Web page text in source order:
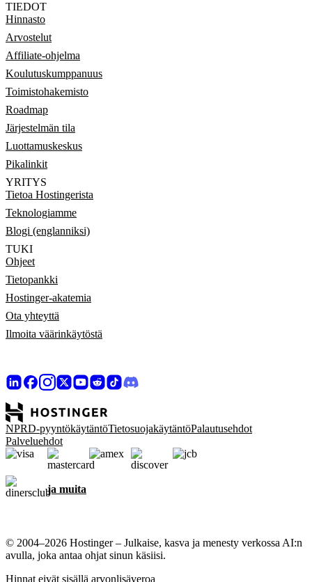
TIEDOT
Hinnasto
Arvostelut
Affiliate-ohjelma
Koulutuskumppanuus
Toimistohakemisto
Roadmap
Järjestelmän tila
Luottamuskeskus
Pikalinkit
YRITYS
Tietoa Hostingerista
Teknologiamme
Blogi (englanniksi)
TUKI
Ohjeet
Tietopankki
Hostinger-akatemia
Ota yhteyttä
Ilmoita väärinkäytöstä
NPRD-pyyntökäytäntöTietosuojakäytäntöPalautusehdot
Palveluehdot
ja muita
© 2004–2026 Hostinger – Julkaise, kasva ja menesty verkossa AI:n
avulla, joka antaa ohjat sinun käsiisi.
Hinnat eivät sisällä arvonlisäveroa